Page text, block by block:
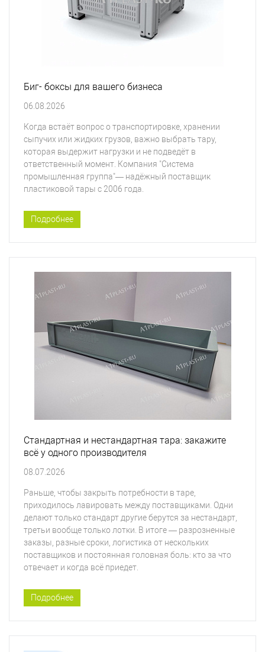
Биг- боксы для вашего бизнеса
06.08.2026
Когда встаёт вопрос о транспортировке, хранении
сыпучих или жидких грузов, важно выбрать тару,
которая выдержит нагрузки и не подведёт в
ответственный момент. Компания "Система
промышленная группа"— надёжный поставщик
пластиковой тары с 2006 года.
Подробнее
Стандартная и нестандартная тара: закажите
всё у одного производителя
08.07.2026
Раньше, чтобы закрыть потребности в таре,
приходилось лавировать между поставщиками. Одни
делают только стандарт другие берутся за нестандарт,
третьи вообще только лотки. В итоге — разрозненные
заказы, разные сроки, логистика от нескольких
поставщиков и постоянная головная боль: кто за что
отвечает и когда всё приедет.
Подробнее